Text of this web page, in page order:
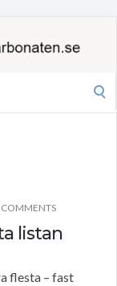
listan
flesta – fast